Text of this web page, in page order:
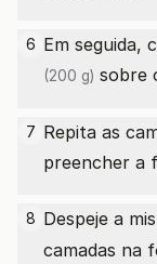
6 Em seguida,
(200 g) sobre
7 Repita as
preencher a
8 Despeje a
camadas na